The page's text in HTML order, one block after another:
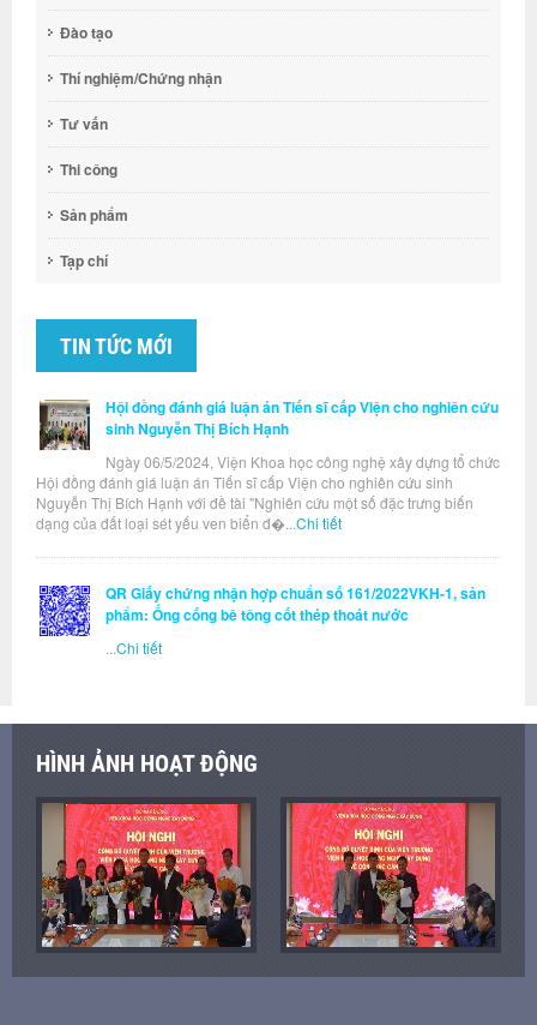
Đào tạo
Thí nghiệm/Chứng nhận
Tư vấn
Thi công
Sản phẩm
Tạp chí
TIN TỨC MỚI
Hội đồng đánh giá luận án Tiến sĩ cấp Viện cho nghiên cứu
sinh Nguyễn Thị Bích Hạnh
Ngày 06/5/2024, Viện Khoa học công nghệ xây dựng tổ chức
Hội đồng đánh giá luận án Tiến sĩ cấp Viện cho nghiên cứu sinh
Nguyễn Thị Bích Hạnh với đề tài "Nghiên cứu một số đặc trưng biến
dạng của đất loại sét yếu ven biển đ�... Chi tiết
QR Giấy chứng nhận hợp chuẩn số 161/2022VKH-1, sản
phẩm: Ống cống bê tông cốt thép thoát nước
Chi tiết
HÌNH ẢNH HOẠT ĐỘNG